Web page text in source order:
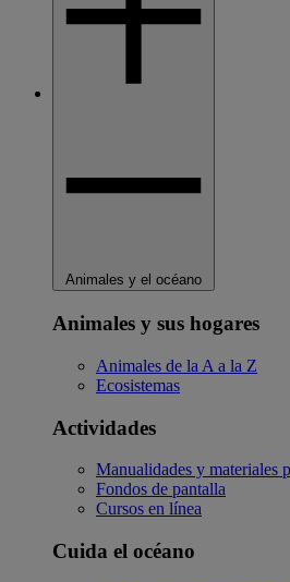
Animales y el océano
Animales y sus hogares
Animales de la A a la Z
Ecosistemas
Actividades
Manualidades y materiales
Fondos de pantalla
Cursos en línea
Cuida el océano